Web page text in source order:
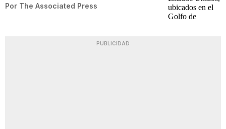
Por The Associated Press
PUBLICIDAD